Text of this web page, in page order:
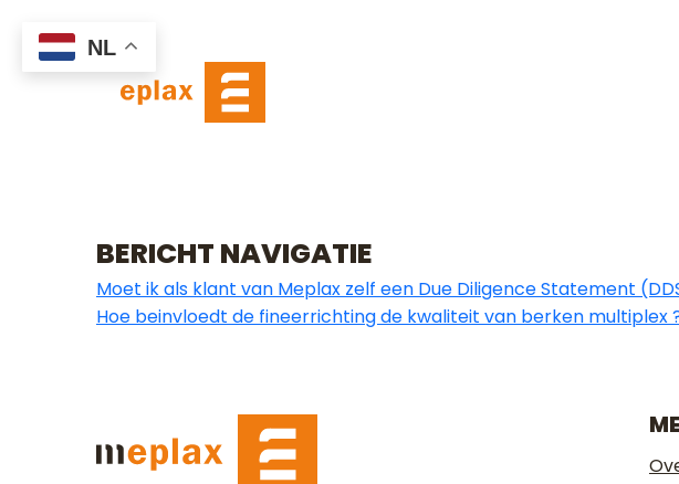
WAT IS DE
DEZE
BERICHT NAVIGATIE
Moet ik als klant van Meplax zelf een Due Diligence Statement
Hoe beinvloedt de fineerrichting de kwaliteit van berken multiplex
NL